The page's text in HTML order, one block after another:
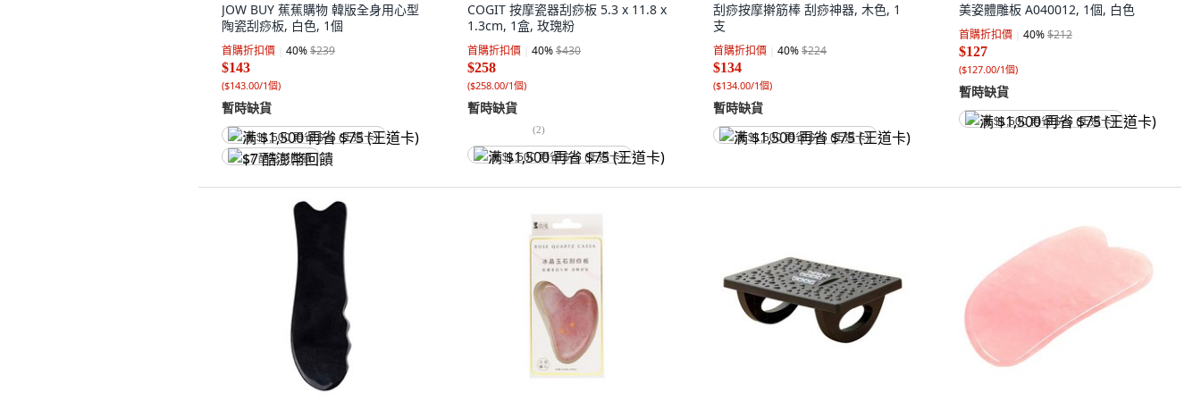
JOW BUY 蕉蕉購物 韓版全身用心型
陶瓷刮痧板, 白色, 1個
首購折扣價 40%$239
$143
($143.00/1個)
暫時缺貨
满 $1,500 再省 $75 (王道卡)
$7 酷澎幣回饋
COGIT 按摩瓷器刮痧板 5.3 x 11.8 x
1.3cm, 1盒, 玫瑰粉
首購折扣價 40%$430
$258
($258.00/1個)
暫時缺貨
(2)
满 $1,500 再省 $75 (王道卡)
刮痧按摩擀筋棒 刮痧神器, 木色, 1
支
首購折扣價 40%$224
$134
($134.00/1個)
暫時缺貨
满 $1,500 再省 $75 (王道卡)
美姿體雕板 A040012, 1個, 白色
首購折扣價 40%$212
$127
($127.00/1個)
暫時缺貨
满 $1,500 再省 $75 (王道卡)